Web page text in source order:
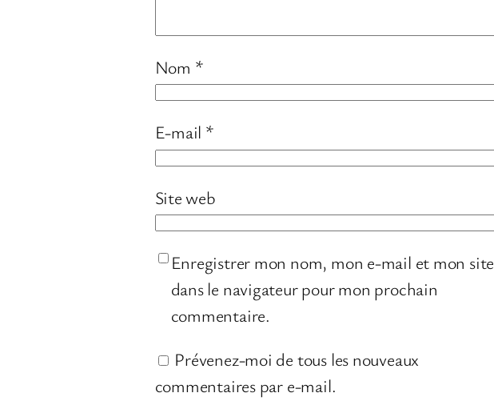
Nom *
E-mail *
Site web
Enregistrer mon nom, mon e-mail et mon site
dans le navigateur pour mon prochain
commentaire.
Prévenez-moi de tous les nouveaux
commentaires par e-mail.